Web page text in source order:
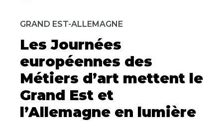
GRAND EST-ALLEMAGNE
Les Journées
européennes des
Métiers d’art mettent le
Grand Est et
l’Allemagne en lumière